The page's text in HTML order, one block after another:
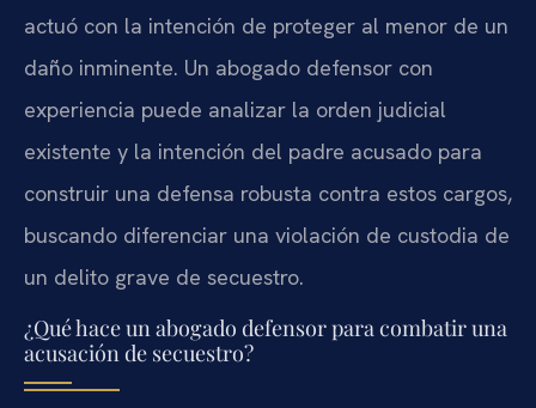
actuó con la intención de proteger al menor de un
daño inminente. Un abogado defensor con
experiencia puede analizar la orden judicial
existente y la intención del padre acusado para
construir una defensa robusta contra estos cargos,
buscando diferenciar una violación de custodia de
un delito grave de secuestro.
¿Qué hace un abogado defensor para combatir una
acusación de secuestro?